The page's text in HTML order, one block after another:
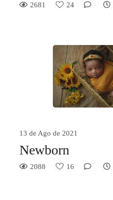
2681 24
13 de Ago de 2021
Newborn
2088 16